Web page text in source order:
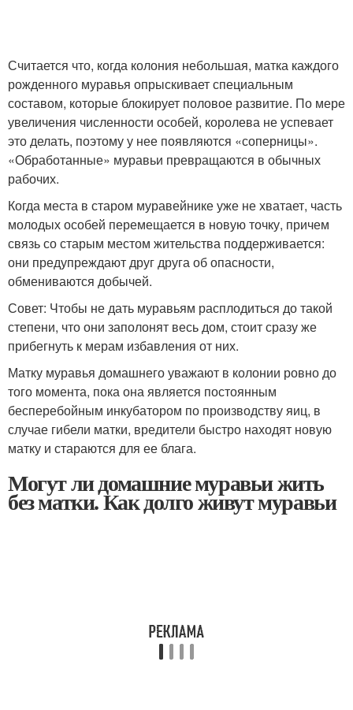
Считается что, когда колония небольшая, матка каждого
рожденного муравья опрыскивает специальным
составом, которые блокирует половое развитие. По мере
увеличения численности особей, королева не успевает
это делать, поэтому у нее появляются «соперницы».
«Обработанные» муравьи превращаются в обычных
рабочих.
Когда места в старом муравейнике уже не хватает, часть
молодых особей перемещается в новую точку, причем
связь со старым местом жительства поддерживается:
они предупреждают друг друга об опасности,
обмениваются добычей.
Совет: Чтобы не дать муравьям расплодиться до такой
степени, что они заполонят весь дом, стоит сразу же
прибегнуть к мерам избавления от них.
Матку муравья домашнего уважают в колонии ровно до
того момента, пока она является постоянным
бесперебойным инкубатором по производству яиц, в
случае гибели матки, вредители быстро находят новую
матку и стараются для ее блага.
Могут ли домашние муравьи жить
без матки. Как долго живут муравьи